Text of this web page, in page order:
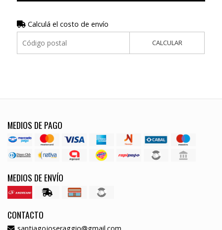
Calculá el costo de envío
CALCULAR
MEDIOS DE PAGO
MEDIOS DE ENVÍO
CONTACTO